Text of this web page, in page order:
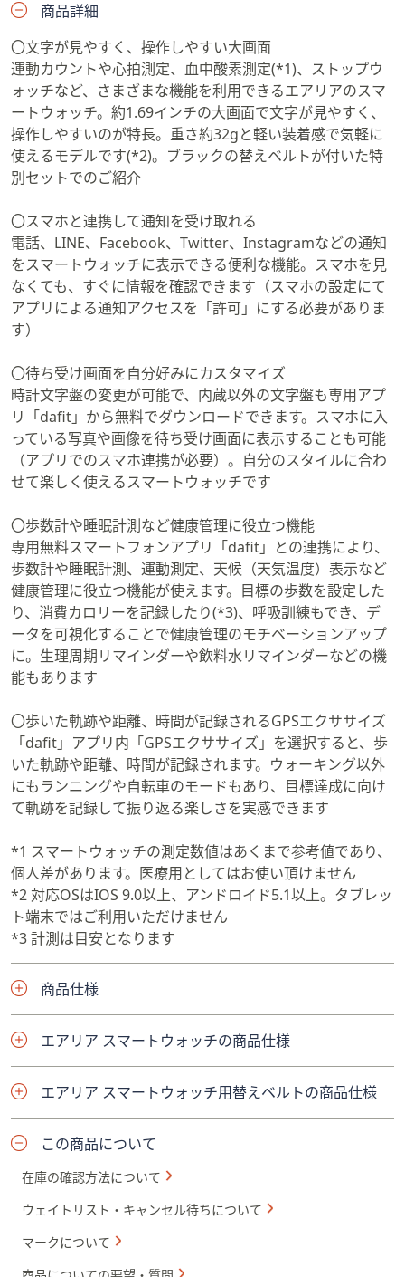
商品詳細
〇文字が見やすく、操作しやすい大画面
運動カウントや心拍測定、血中酸素測定(*1)、ストップウ
ォッチなど、さまざまな機能を利用できるエアリアのスマ
ートウォッチ。約1.69インチの大画面で文字が見やすく、
操作しやすいのが特長。重さ約32gと軽い装着感で気軽に
使えるモデルです(*2)。ブラックの替えベルトが付いた特
別セットでのご紹介
〇スマホと連携して通知を受け取れる
電話、LINE、Facebook、Twitter、Instagramなどの通知
をスマートウォッチに表示できる便利な機能。スマホを見
なくても、すぐに情報を確認できます（スマホの設定にて
アプリによる通知アクセスを「許可」にする必要がありま
す）
〇待ち受け画面を自分好みにカスタマイズ
時計文字盤の変更が可能で、内蔵以外の文字盤も専用アプ
リ「dafit」から無料でダウンロードできます。スマホに入
っている写真や画像を待ち受け画面に表示することも可能
（アプリでのスマホ連携が必要）。自分のスタイルに合わ
せて楽しく使えるスマートウォッチです
〇歩数計や睡眠計測など健康管理に役立つ機能
専用無料スマートフォンアプリ「dafit」との連携により、
歩数計や睡眠計測、運動測定、天候（天気温度）表示など
健康管理に役立つ機能が使えます。目標の歩数を設定した
り、消費カロリーを記録したり(*3)、呼吸訓練もでき、デ
ータを可視化することで健康管理のモチベーションアップ
に。生理周期リマインダーや飲料水リマインダーなどの機
能もあります
〇歩いた軌跡や距離、時間が記録されるGPSエクササイズ
「dafit」アプリ内「GPSエクササイズ」を選択すると、歩
いた軌跡や距離、時間が記録されます。ウォーキング以外
にもランニングや自転車のモードもあり、目標達成に向け
て軌跡を記録して振り返る楽しさを実感できます
*1 スマートウォッチの測定数値はあくまで参考値であり、
個人差があります。医療用としてはお使い頂けません
*2 対応OSはIOS 9.0以上、アンドロイド5.1以上。タブレッ
ト端末ではご利用いただけません
*3 計測は目安となります
商品仕様
エアリア スマートウォッチの商品仕様
エアリア スマートウォッチ用替えベルトの商品仕様
この商品について
在庫の確認方法について
ウェイトリスト・キャンセル待ちについて
マークについて